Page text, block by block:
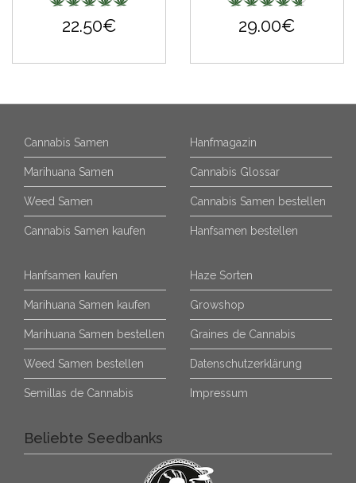
22.50€ 29.00€
Cannabis Samen
Marihuana Samen
Weed Samen
Cannabis Samen kaufen
Hanfmagazin
Cannabis Glossar
Cannabis Samen bestellen
Hanfsamen bestellen
Hanfsamen kaufen
Marihuana Samen kaufen
Marihuana Samen bestellen
Weed Samen bestellen
Semillas de Cannabis
Haze Sorten
Growshop
Graines de Cannabis
Datenschutzerklärung
Impressum
Beliebte Seedbanks